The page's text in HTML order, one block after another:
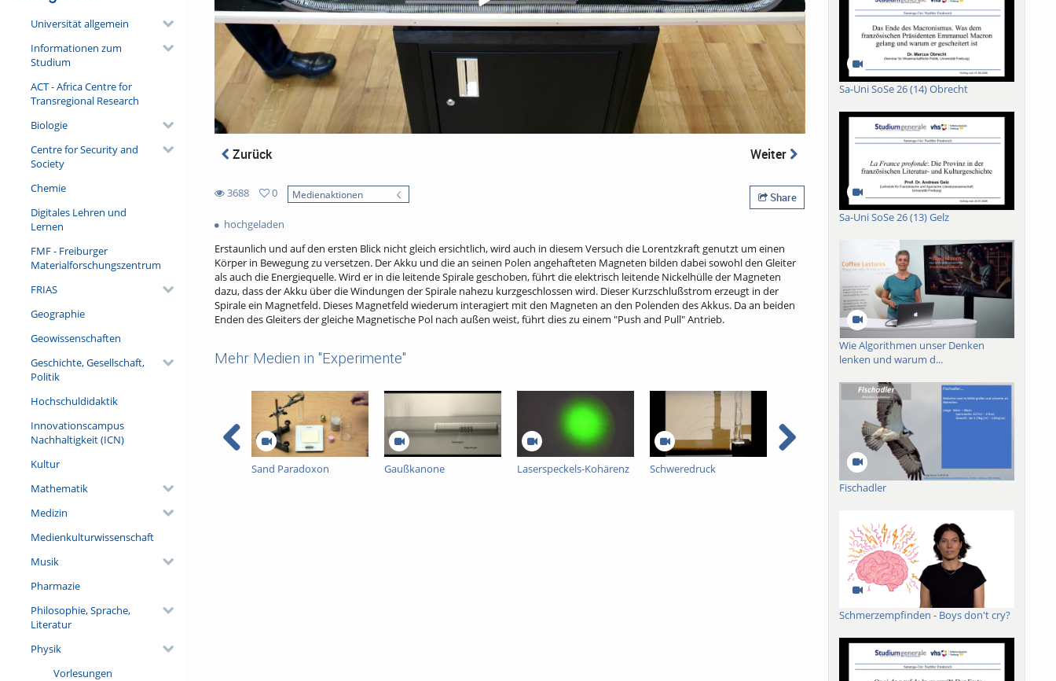
Universität allgemein
Informationen zum
Studium
ACT - Africa Centre for
Transregional Research
Biologie
Centre for Security and
Society
Chemie
Digitales Lehren und
Lernen
FMF - Freiburger
Materialforschungszentrum
FRIAS
Geographie
Geowissenschaften
Geschichte, Gesellschaft,
Politik
Hochschuldidaktik
Innovationscampus
Nachhaltigkeit (ICN)
Kultur
Mathematik
Medizin
Medienkulturwissenschaft
Musik
Pharmazie
Philosophie, Sprache,
Literatur
Physik
Vorlesungen
Zurück Weiter
3688
views
0
favorites
Medienaktionen
Share
hochgeladen
Erstaunlich und auf den ersten Blick nicht gleich ersichtlich, wird auch in diesem Versuch die Lorentzkraft genutzt um einen
Körper in Bewegung zu versetzen. Der Akku und die an seinen Polen angehafteten Magneten bilden dabei sowohl den Gleiter
als auch die Energiequelle. Wird er in die leitende Spirale geschoben, führt die elektrisch leitende Nickelhülle der Magneten
dazu, dass der Akku über die Windungen der Spirale nahezu kurzgeschlossen wird. Dieser Kurzschlußstrom erzeugt in der
Spirale ein Magnetfeld. Dieses Magnetfeld wiederum interagiert mit den Magneten an den Polenden des Akkus. Da an beiden
Enden des Gleiters der gleiche Magnetische Pol nach außen weist, führt dies zu einem "Push and Pull" Antrieb.
Mehr Medien in "Experimente"
Sand Paradoxon Gaußkanone Laserspeckels-Kohärenz Schweredruck Zweiarmiger Hebel Fresnellinse
Sa-Uni SoSe 26 (14) Obrecht
Sa-Uni SoSe 26 (13) Gelz
Wie Algorithmen unser Denken
lenken und warum d...
Fischadler
Schmerzempfinden - Boys don't cry?